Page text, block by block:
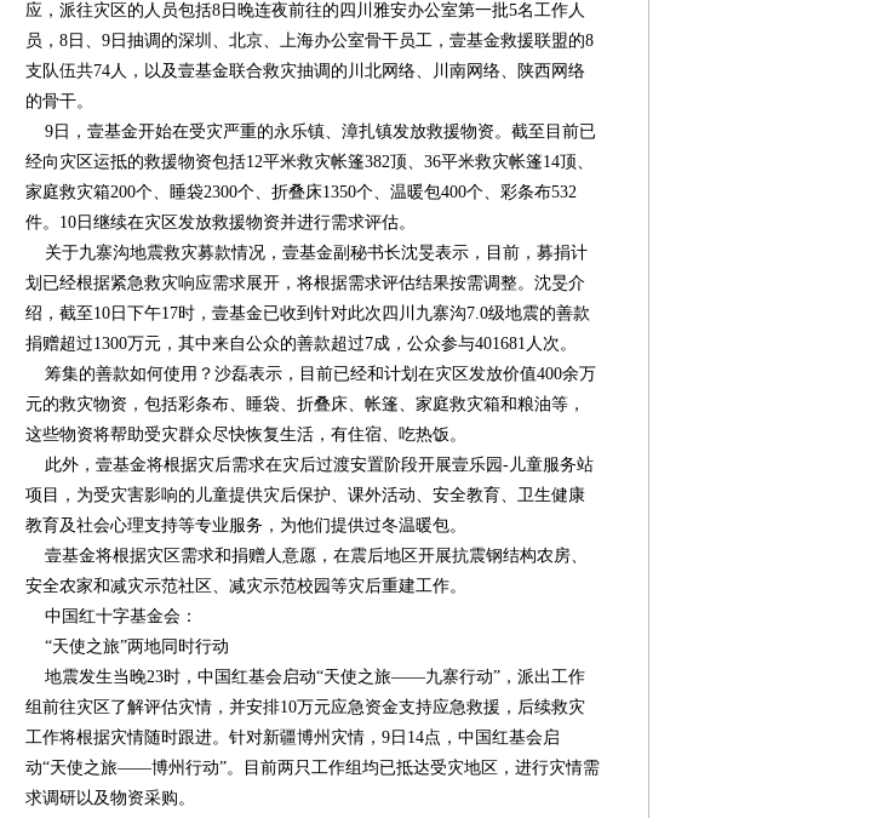
第05版
第06版
第07版
第08版
应，派往灾区的人员包括8日晚连夜前往的四川雅安办公室第一批5名工作人
员，8日、9日抽调的深圳、北京、上海办公室骨干员工，壹基金救援联盟的8
支队伍共74人，以及壹基金联合救灾抽调的川北网络、川南网络、陕西网络
的骨干。
9日，壹基金开始在受灾严重的永乐镇、漳扎镇发放救援物资。截至目前已
经向灾区运抵的救援物资包括12平米救灾帐篷382顶、36平米救灾帐篷14顶、
家庭救灾箱200个、睡袋2300个、折叠床1350个、温暖包400个、彩条布532
件。10日继续在灾区发放救援物资并进行需求评估。
关于九寨沟地震救灾募款情况，壹基金副秘书长沈旻表示，目前，募捐计
划已经根据紧急救灾响应需求展开，将根据需求评估结果按需调整。沈旻介
绍，截至10日下午17时，壹基金已收到针对此次四川九寨沟7.0级地震的善款
捐赠超过1300万元，其中来自公众的善款超过7成，公众参与401681人次。
筹集的善款如何使用？沙磊表示，目前已经和计划在灾区发放价值400余万
元的救灾物资，包括彩条布、睡袋、折叠床、帐篷、家庭救灾箱和粮油等，
这些物资将帮助受灾群众尽快恢复生活，有住宿、吃热饭。
此外，壹基金将根据灾后需求在灾后过渡安置阶段开展壹乐园-儿童服务站
项目，为受灾害影响的儿童提供灾后保护、课外活动、安全教育、卫生健康
教育及社会心理支持等专业服务，为他们提供过冬温暖包。
壹基金将根据灾区需求和捐赠人意愿，在震后地区开展抗震钢结构农房、
安全农家和减灾示范社区、减灾示范校园等灾后重建工作。
中国红十字基金会：
“天使之旅”两地同时行动
地震发生当晚23时，中国红基会启动“天使之旅——九寨行动”，派出工作
组前往灾区了解评估灾情，并安排10万元应急资金支持应急救援，后续救灾
工作将根据灾情随时跟进。针对新疆博州灾情，9日14点，中国红基会启
动“天使之旅——博州行动”。目前两只工作组均已抵达受灾地区，进行灾情需
求调研以及物资采购。